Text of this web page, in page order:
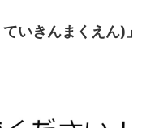
いきんまくえん)」